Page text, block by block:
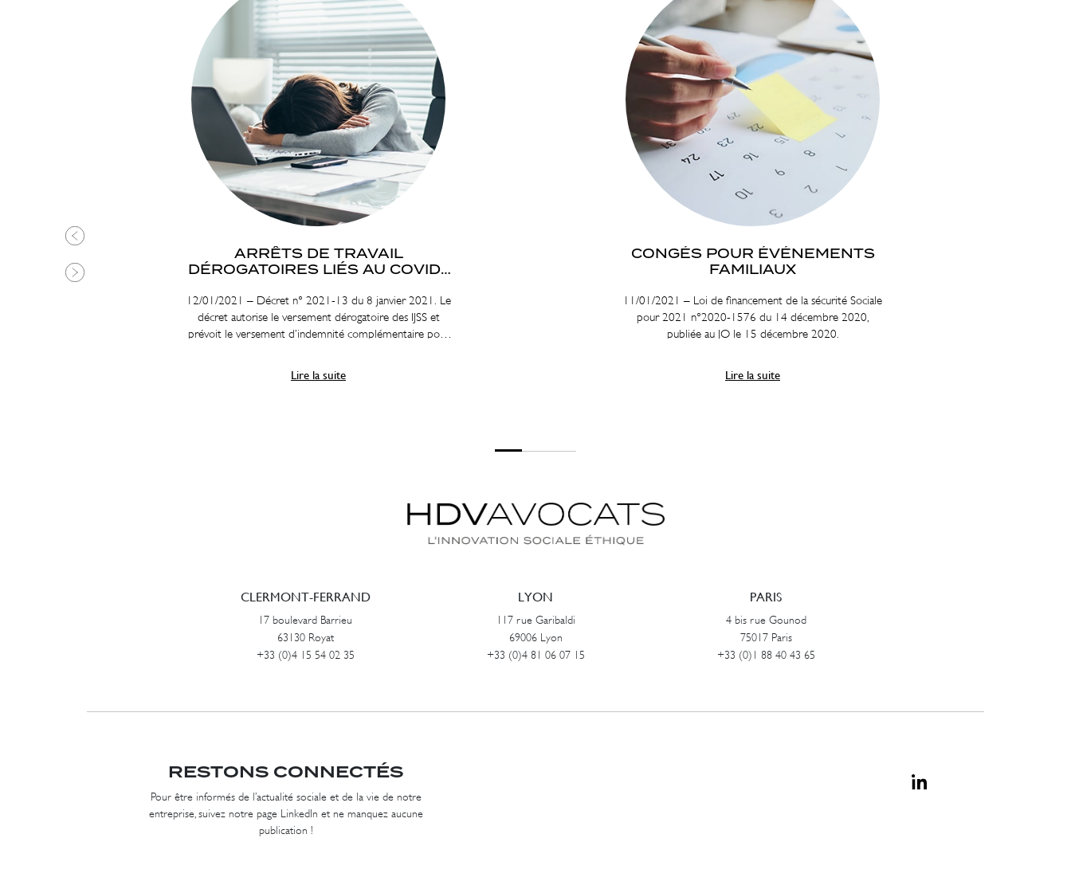
ARRÊTS DE TRAVAIL
DÉROGATOIRES LIÉS AU COVID-
12/01/2021 – Décret n° 2021-13 du 8 janvier 2021. Le
décret autorise le versement dérogatoire des IJSS et
prévoit le versement d’indemnité complémentaire pour
Covid-19.
Lire la suite
CONGÉS POUR ÉVÉNEMENTS
FAMILIAUX
11/01/2021 – Loi de financement de la sécurité Sociale
pour 2021 n°2020-1576 du 14 décembre 2020,
publiée au JO le 15 décembre 2020.
Lire la suite
CLERMONT-FERRAND
17 boulevard Barrieu
63130 Royat
+33 (0)4 15 54 02 35
LYON
117 rue Garibaldi
69006 Lyon
+33 (0)4 81 06 07 15
PARIS
4 bis rue Gounod
75017 Paris
+33 (0)1 88 40 43 65
RESTONS CONNECTÉS
Pour être informés de l’actualité sociale et de la vie de notre
entreprise, suivez notre page LinkedIn et ne manquez aucune
publication !